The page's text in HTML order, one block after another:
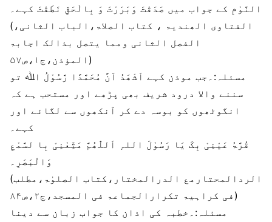
النَّوْمِ کے جواب میں صَدَقْتَ وَبَرَرْتَ وَ بِالْحَقِّ نَطَقْتَ کہے۔
(الفتاوی الھندیۃ ، کتاب الصلاۃ،الباب الثانی،
الفصل الثانی ومما یتصل بذالک اجابۃ
المؤذن،ج۱،ص۵۷)
مسئلہ:۔جب موذن کہے اَشْھَدُ اَنَّ مُحَمَّدًا رَّسُوْلُ اﷲ تو
سننے والا درود شریف بھی پڑھے اور مستحب ہے کہ
انگوٹھوں کو بوسہ دے کر آنکھوں سے لگائے اور
کہے۔
قُرَّۃُ عَیْنِیْ بِکَ یَا رَسُوْلَ اللہِ اَللّٰھُمَّ مَتِّعْنِیْ بِا لسَّمْعِ
وَالْبَصَرِ۔
(الردالمحتارمع الدرالمختار،کتاب الصلوٰۃ،مطلب
فی کراہیۃ تکرارالجماعۃ فی المسجد،ج۲،ص۸۴)
مسئلہ:۔خطبہ کی اذان کا جواب زبان سے دینا